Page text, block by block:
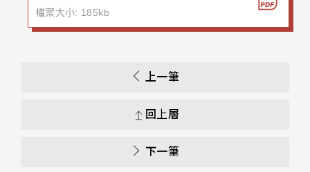
檔案大小: 185kb
上一筆
回上層
下一筆